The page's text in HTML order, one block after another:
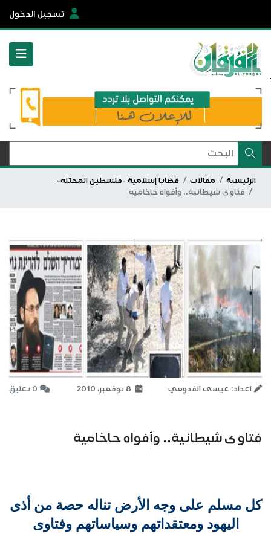
تسجيل الدخول
الرئيسية مقالات
قضايا إسلامية -فلسطين المحتله-
فتاوى شيطانية.. وأفواه حاخامية
اعداد: عيسى القدومي 0 تعليق
فتاوى شيطانية.. وأفواه حاخامية
كل مسلم على وجه الأرض تناله حصة من أذى
اليهود ومعتقداتهم وسياساتهم وفتاوى